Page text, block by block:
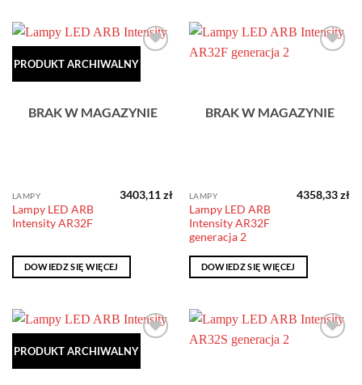
PRODUKT ARCHIWALNY
Dodaj do
BRAK W MAGAZYNIE
LAMPY
Lampy LED ARB
Intensity AR32F
3403,11zł
DOWIEDZ SIĘ WIĘCEJ
BRAK W MAGAZYNIE
LAMPY
Lampy LED ARB
Intensity AR32F
generacja 2
4358,33zł
DOWIEDZ SIĘ WIĘCEJ
PRODUKT ARCHIWALNY
Dodaj do